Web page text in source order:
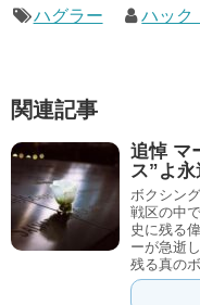
ハグラー ハック
関連記事
追悼 マ
ス”よ永
ボクシン
戦区の中
史に残る
ーが急逝
残る真の